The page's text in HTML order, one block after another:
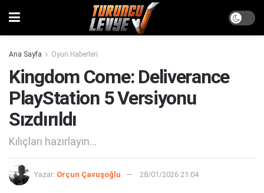
Ana Sayfa Oyun Haberleri
Kingdom Come: Deliverance
PlayStation 5 Versiyonu
Sızdırıldı
Kılıçları hazırlayın...
Yazar: Orçun Çavuşoğlu 28/01/2026 21:04